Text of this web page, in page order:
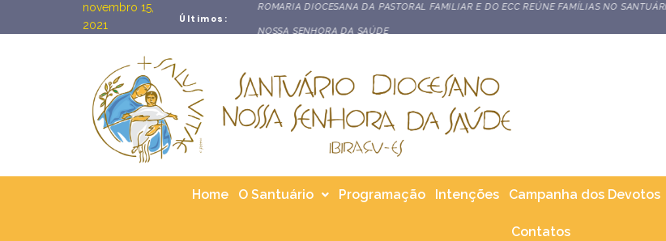
novembro 15,
2021
Últimos:
ROMARIA DIOCESANA DA PASTORAL FAMILIAR E DO ECC REÚNE FAMÍLIAS NO SANTUÁRIO DE
NOSSA SENHORA DA SAÚDE
Home O Santuário Programação Intenções Campanha dos Devotos
Contatos